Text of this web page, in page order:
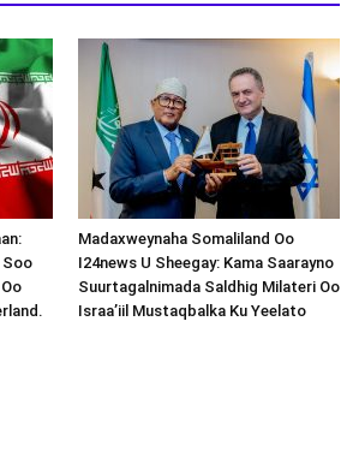
Soo
Madaxweynaha Somaliland Oo
I24news U Sheegay: Kama Saarayno
Suurtagalnimada Saldhig Milateri Oo
Israa’iil Mustaqbalka Ku Yeelato